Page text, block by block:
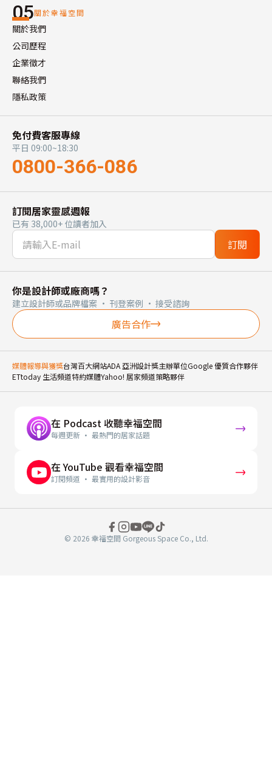
05關於幸福空間
關於我們
公司歷程
企業徵才
聯絡我們
隱私政策
免付費客服專線
平日 09:00~18:30
0800-366-086
訂閱居家靈感週報
已有 38,000+ 位讀者加入
訂閱
你是設計師或廠商嗎？
建立設計師或品牌檔案 · 刊登案例 · 接受諮詢
廣告合作
媒體報導與獲獎台灣百大網站ADA 亞洲設計獎主辦單位Google 優質合作夥伴
ETtoday 生活頻道特約媒體Yahoo! 居家頻道策略夥伴
在 Podcast 收聽幸福空間
每週更新 · 最熱門的居家話題
在 YouTube 觀看幸福空間
訂閱頻道 · 最實用的設計影音
© 2026 幸福空間 Gorgeous Space Co., Ltd.